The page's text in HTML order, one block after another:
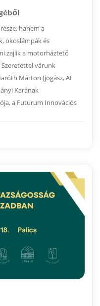
hanem a
okoslámpák és
zajlik a motorháztető
Szeretettel várunk
Márton (jogász, AI
Karának
a Futurum Innovációs